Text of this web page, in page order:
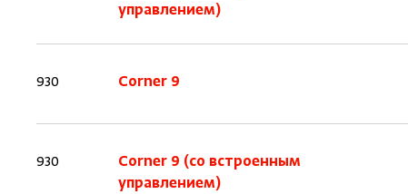
управлением)
930 Corner 9
930
Corner 9 (со встроенным
управлением)